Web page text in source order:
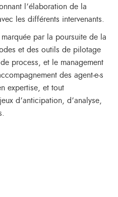
l’élaboration de la
les différents intervenants.
marquée par la poursuite de la
et des outils de pilotage
process, et le management
des agent-e-s
expertise, et tout
d’anticipation, d’analyse,